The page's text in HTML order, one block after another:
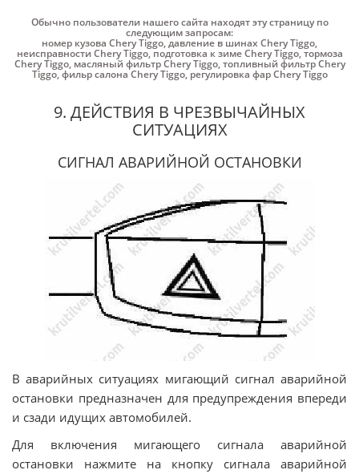
Обычно пользователи нашего сайта находят эту страницу по
следующим запросам:
номер кузова Chery Tiggo,давление в шинах Chery Tiggo,
неисправности Chery Tiggo,подготовка к зиме Chery Tiggo,тормоза
Chery Tiggo, масляный фильтр Chery Tiggo,топливный фильтр Chery
Tiggo,фильр салона Chery Tiggo,регулировка фар Chery Tiggo
9. ДЕЙСТВИЯ В ЧРЕЗВЫЧАЙНЫХ
СИТУАЦИЯХ
СИГНАЛ АВАРИЙНОЙ ОСТАНОВКИ
В аварийных ситуациях мигающий сигнал аварийной
остановки предназначен для предупреждения впереди
и сзади идущих автомобилей.
Для включения мигающего сигнала аварийной
остановки нажмите на кнопку сигнала аварийной